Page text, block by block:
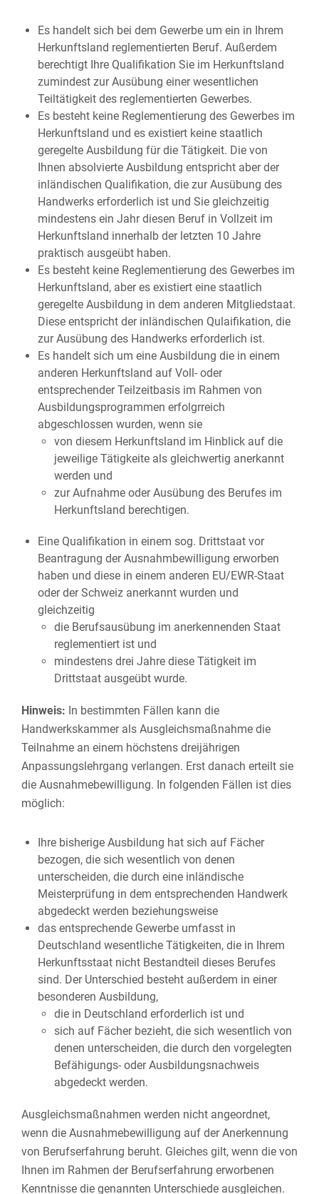
Es handelt sich bei dem Gewerbe um ein in Ihrem
Herkunftsland reglementierten Beruf. Außerdem
berechtigt Ihre Qualifikation Sie im Herkunftsland
zumindest zur Ausübung einer wesentlichen
Teiltätigkeit des reglementierten Gewerbes.
Es besteht keine Reglementierung des Gewerbes im
Herkunftsland und es existiert keine staatlich
geregelte Ausbildung für die Tätigkeit. Die von
Ihnen absolvierte Ausbildung entspricht aber der
inländischen Qualifikation, die zur Ausübung des
Handwerks erforderlich ist und Sie gleichzeitig
mindestens ein Jahr diesen Beruf in Vollzeit im
Herkunftsland innerhalb der letzten 10 Jahre
praktisch ausgeübt haben.
Es besteht keine Reglementierung des Gewerbes im
Herkunftsland, aber es existiert eine staatlich
geregelte Ausbildung in dem anderen Mitgliedstaat.
Diese entspricht der inländischen Qulaifikation, die
zur Ausübung des Handwerks erforderlich ist.
Es handelt sich um eine Ausbildung die in einem
anderen Herkunftsland auf Voll- oder
entsprechender Teilzeitbasis im Rahmen von
Ausbildungsprogrammen erfolgrreich
abgeschlossen wurden, wenn sie
von diesem Herkunftsland im Hinblick auf die
jeweilige Tätigkeite als gleichwertig anerkannt
werden und
zur Aufnahme oder Ausübung des Berufes im
Herkunftsland berechtigen.
Eine Qualifikation in einem sog. Drittstaat vor
Beantragung der Ausnahmbewilligung erworben
haben und diese in einem anderen EU/EWR-Staat
oder der Schweiz anerkannt wurden und
gleichzeitig
die Berufsausübung im anerkennenden Staat
reglementiert ist und
mindestens drei Jahre diese Tätigkeit im
Drittstaat ausgeübt wurde.
Hinweis: In bestimmten Fällen kann die
Handwerkskammer als Ausgleichsmaßnahme die
Teilnahme an einem höchstens dreijährigen
Anpassungslehrgang verlangen. Erst danach erteilt sie
die Ausnahmebewilligung. In folgenden Fällen ist dies
möglich:
Ihre bisherige Ausbildung hat sich auf Fächer
bezogen, die sich wesentlich von denen
unterscheiden, die durch eine inländische
Meisterprüfung in dem entsprechenden Handwerk
abgedeckt werden beziehungsweise
das entsprechende Gewerbe umfasst in
Deutschland wesentliche Tätigkeiten, die in Ihrem
Herkunftsstaat nicht Bestandteil dieses Berufes
sind. Der Unterschied besteht außerdem in einer
besonderen Ausbildung,
die in Deutschland erforderlich ist und
sich auf Fächer bezieht, die sich wesentlich von
denen unterscheiden, die durch den vorgelegten
Befähigungs- oder Ausbildungsnachweis
abgedeckt werden.
Ausgleichsmaßnahmen werden nicht angeordnet,
wenn die Ausnahmebewilligung auf der Anerkennung
von Berufserfahrung beruht. Gleiches gilt, wenn die von
Ihnen im Rahmen der Berufserfahrung erworbenen
Kenntnisse die genannten Unterschiede ausgleichen.